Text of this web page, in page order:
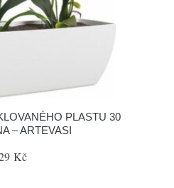
PLASTU 30
– ARTEVASI
Kč